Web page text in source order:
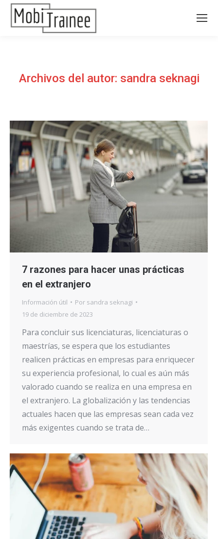
Archivos del autor: sandra seknagi
7 razones para hacer unas prácticas
en el extranjero
Información útil Por sandra seknagi
19 de diciembre de 2023
Para concluir sus licenciaturas, licenciaturas o
maestrías, se espera que los estudiantes
realicen prácticas en empresas para enriquecer
su experiencia profesional, lo cual es aún más
valorado cuando se realiza en una empresa en
el extranjero. La globalización y las tendencias
actuales hacen que las empresas sean cada vez
más exigentes cuando se trata de…